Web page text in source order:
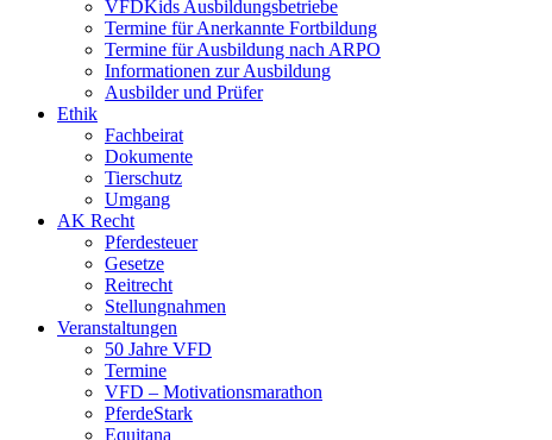
VFDKids Ausbildungsbetriebe
Termine für Anerkannte Fortbildung
Termine für Ausbildung nach ARPO
Informationen zur Ausbildung
Ausbilder und Prüfer
Ethik
Fachbeirat
Dokumente
Tierschutz
Umgang
AK Recht
Pferdesteuer
Gesetze
Reitrecht
Stellungnahmen
Veranstaltungen
50 Jahre VFD
Termine
VFD – Motivationsmarathon
PferdeStark
Equitana